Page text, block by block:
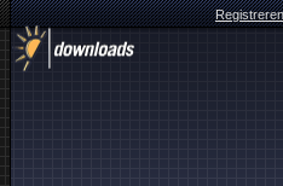
Registreren